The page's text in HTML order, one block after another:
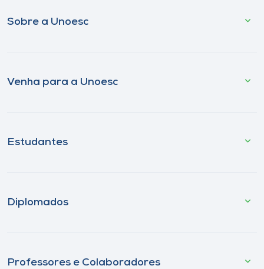
Sobre a Unoesc
Venha para a Unoesc
Estudantes
Diplomados
Professores e Colaboradores